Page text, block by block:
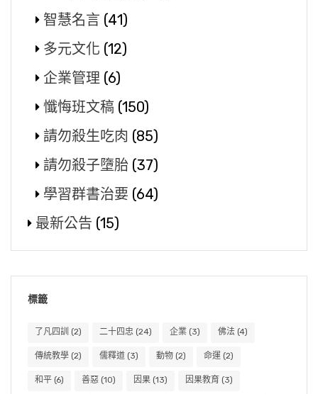
智慧名言 (41)
多元文化 (12)
企業管理 (6)
懺悔班文稿 (150)
請勿殺生吃肉 (85)
請勿殺子墮胎 (37)
學習群書治要 (64)
最新公告 (15)
標籤
了凡四訓 (2) 二十四忠 (24) 企業 (3) 佛法 (4)
傳統教學 (2) 儒釋道 (3) 動物 (2) 命運 (2)
和平 (6) 善惡 (10) 因果 (13) 因果教育 (3)